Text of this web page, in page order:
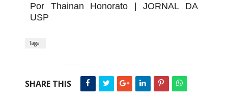
Por Thainan Honorato | JORNAL DA
USP
Tags :
SHARE THIS